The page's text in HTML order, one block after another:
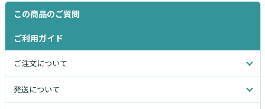
この商品のご質問
ご利用ガイド
ご注文について
発送について